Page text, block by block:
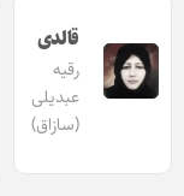
قالدی
رقیه
عبدیلی
(سازاق)